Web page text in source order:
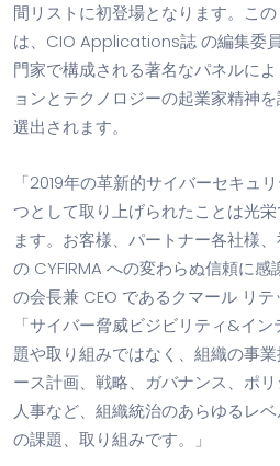
間リストに初登場となります。こ
は、CIO Applications誌 の編集委
門家で構成される著名なパネルに
ョンとテクノロジーの起業家精神
選出されます。
「2019年の革新的サイバーセキュ
つとして取り上げられたことは光
ます。お客様、パートナー各社様
の CYFIRMA への変わらぬ信頼に感
の会長兼 CEO であるクマール リテ
「サイバー脅威ビジビリティ&イ
題や取り組みではなく、組織の事
ース計画、戦略、ガバナンス、ポリ
人事など、組織統治のあらゆるレ
の課題、取り組みです。」